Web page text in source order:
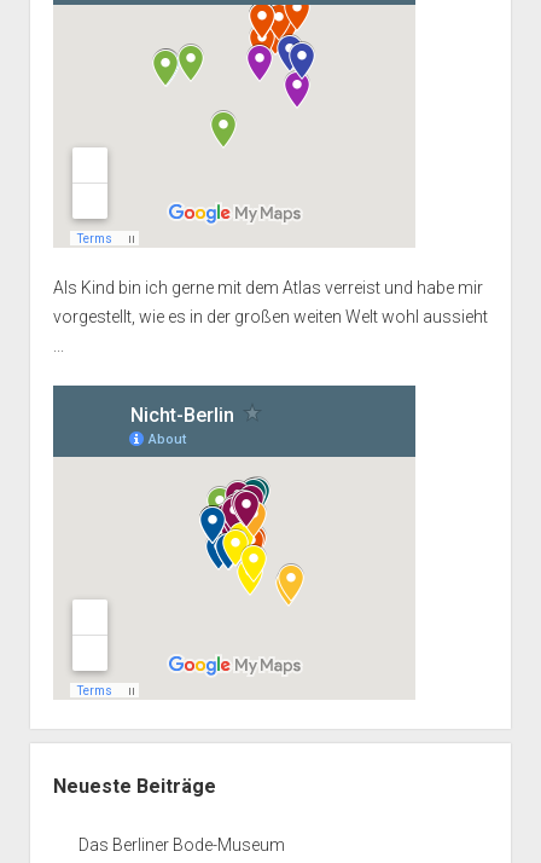
Als Kind bin ich gerne mit dem Atlas verreist und habe mir
vorgestellt, wie es in der großen weiten Welt wohl aussieht
Neueste Beiträge
Das Berliner Bode-Museum